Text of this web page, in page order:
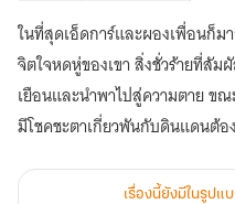
ในที่สุดเอ็ดการ์และผองเพื่อนก็
จิตใจหดหู่ของเขา สิ่งชั่วร้ายที่สัม
เยือนและนำพาไปสู่ความตาย ข
มีโชคชะตาเกี่ยวพันกับดินแดนต้
เรื่องนี้ยังมีในรูปแ